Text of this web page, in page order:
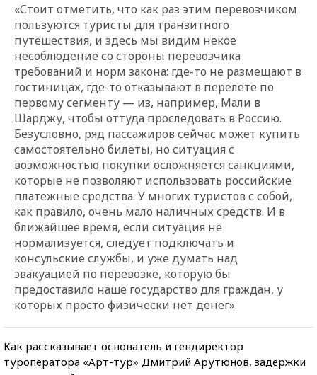
«Стоит отметить, что как раз этим перевозчиком
пользуются туристы для транзитного
путешествия, и здесь мы видим некое
несоблюдение со стороны перевозчика
требований и норм закона: где-то не размещают в
гостиницах, где-то отказывают в перелете по
первому сегменту — из, например, Мали в
Шарджу, чтобы оттуда проследовать в Россию.
Безусловно, ряд пассажиров сейчас может купить
самостоятельно билеты, но ситуация с
возможностью покупки осложняется санкциями,
которые не позволяют использовать российские
платежные средства. У многих туристов с собой,
как правило, очень мало наличных средств. И в
ближайшее время, если ситуация не
нормализуется, следует подключать и
консульские службы, и уже думать над
эвакуацией по перевозке, которую бы
предоставило наше государство для граждан, у
которых просто физически нет денег».
Как рассказывает основатель и гендиректор
туроператора «Арт-тур» Дмитрий Арутюнов, задержки